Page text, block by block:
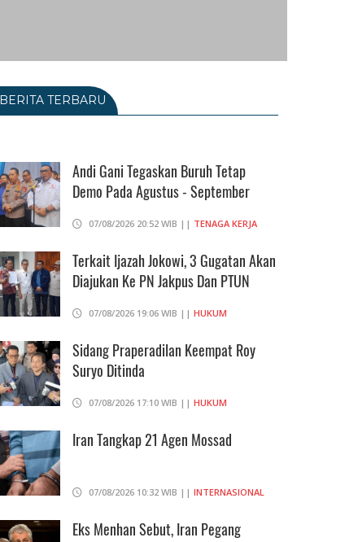
BERITA TERBARU
Andi Gani Tegaskan Buruh Tetap
Demo Pada Agustus - September
07/08/2026 20:52 WIB || TENAGA KERJA
Terkait Ijazah Jokowi, 3 Gugatan Akan
Diajukan Ke PN Jakpus Dan PTUN
07/08/2026 19:06 WIB || HUKUM
Sidang Praperadilan Keempat Roy
Suryo Ditinda
07/08/2026 17:10 WIB || HUKUM
Iran Tangkap 21 Agen Mossad
07/08/2026 10:32 WIB || INTERNASIONAL
Eks Menhan Sebut, Iran Pegang